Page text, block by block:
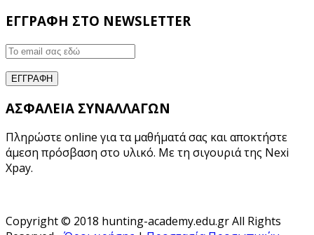
ΕΓΓΡΑΦΗ ΣΤΟ NEWSLETTER
ΑΣΦΑΛΕΙΑ ΣΥΝΑΛΛΑΓΩΝ
Πληρώστε online για τα μαθήματά σας και αποκτήστε
άμεση πρόσβαση στο υλικό. Με τη σιγουριά της Nexi
Xpay.
Copyright © 2018 hunting-academy.edu.gr All Rights